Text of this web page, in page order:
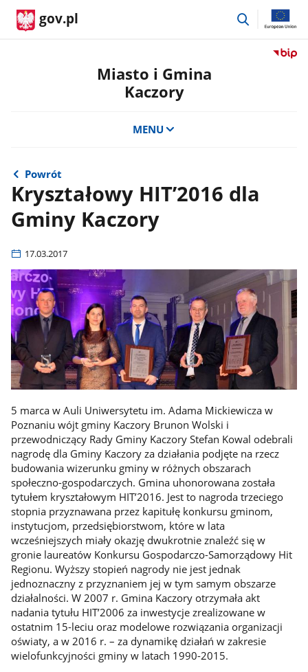
gov.pl
przejdź
Przejdź
Miasto i Gmina
Kaczory
MENU
Powrót
Kryształowy HIT’2016 dla
Gminy Kaczory
17.03.2017
5 marca w Auli Uniwersytetu im. Adama Mickiewicza w
Poznaniu wójt gminy Kaczory Brunon Wolski i
przewodniczący Rady Gminy Kaczory Stefan Kowal odebrali
nagrodę dla Gminy Kaczory za działania podjęte na rzecz
budowania wizerunku gminy w różnych obszarach
społeczno-gospodarczych. Gmina uhonorowana została
tytułem kryształowym HIT’2016. Jest to nagroda trzeciego
stopnia przyznawana przez kapitułę konkursu gminom,
instytucjom, przedsiębiorstwom, które w lata
wcześniejszych miały okazję dwukrotnie znaleźć się w
gronie laureatów Konkursu Gospodarczo-Samorządowy Hit
Regionu. Wyższy stopień nagrody nie jest jednak
jednoznaczny z przyznaniem jej w tym samym obszarze
działalności. W 2007 r. Gmina Kaczory otrzymała akt
nadania tytułu HIT’2006 za inwestycje zrealizowane w
ostatnim 15-leciu oraz modelowe rozwiązania organizacji
oświaty, a w 2016 r. – za dynamikę działań w zakresie
wielofunkcyjności gminy w latach 1990-2015.